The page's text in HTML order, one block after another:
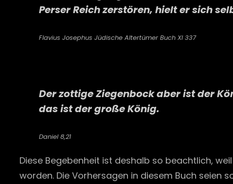
Perser Reich zerstören, hielt er sich
Flavius Josephus Jüdische Altertümer Buch XI 337
Der zottige Ziegenbock aber ist der
das ist der große König.
Daniel 8,21
Diese Begebenheit ist deshalb so beachtlich,
worden. Die Vorhersagen in diesem Buch seien